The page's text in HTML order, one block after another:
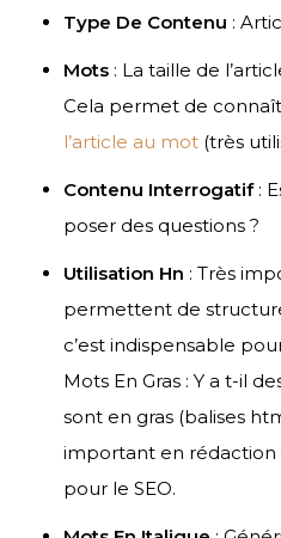
Type De Contenu :
Mots : La taille de
Cela permet de
l’article au mot (très
Contenu Interrogatif:
poser des questions ?
Utilisation Hn : Très
permettent de
c’est indispensable
Mots En Gras : Y a t-il
sont en gras (balises
important en
pour le SEO.